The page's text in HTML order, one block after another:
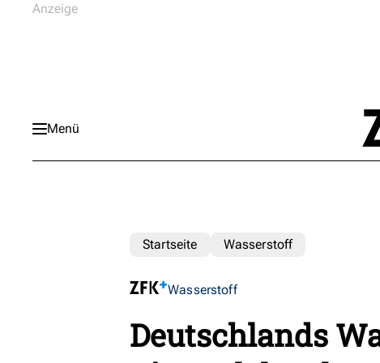
Menü
Startseite Wasserstoff
Wasserstoff
Deutschlands